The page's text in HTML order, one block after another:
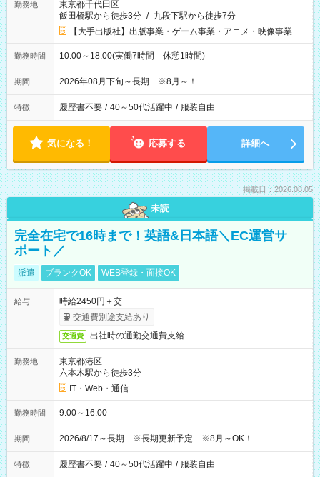
勤務地
東京都千代田区
飯田橋駅から徒歩3分 / 九段下駅から徒歩7分
【大手出版社】出版事業・ゲーム事業・アニメ・映像事業
勤務時間 10:00～18:00(実働7時間 休憩1時間)
期間 2026年08月下旬～長期 ※8月～！
特徴 履歴書不要 / 40～50代活躍中 / 服装自由
気になる！ 応募する 詳細へ
掲載日：2026.08.05
未読
完全在宅で16時まで！英語&日本語＼EC運営サ
ポート／
派遣 ブランクOK WEB登録・面接OK
給与
時給2450円＋交
交通費別途支給あり
交通費 出社時の通勤交通費支給
勤務地
東京都港区
六本木駅から徒歩3分
IT・Web・通信
勤務時間 9:00～16:00
期間 2026/8/17～長期 ※長期更新予定 ※8月～OK！
特徴 履歴書不要 / 40～50代活躍中 / 服装自由